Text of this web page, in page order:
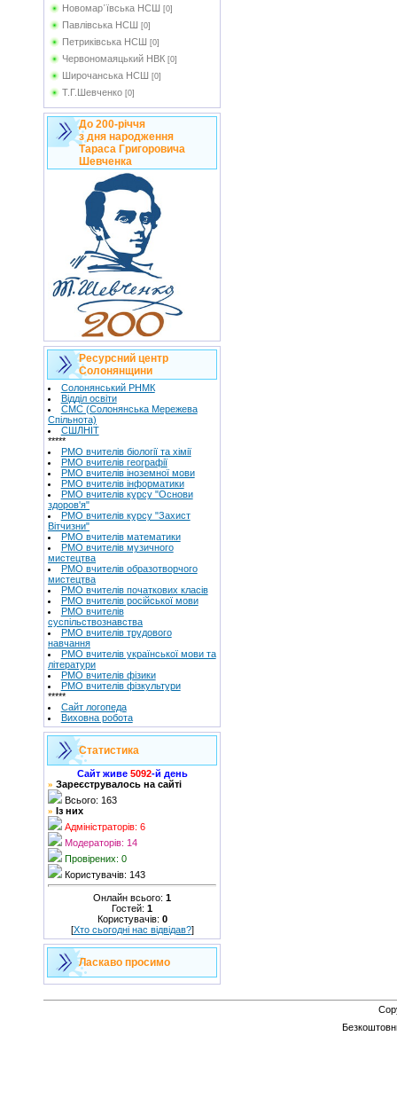
Новомар῾ївська НСШ [0]
Павлівська НСШ [0]
Петриківська НСШ [0]
Червономаяцький НВК [0]
Широчанська НСШ [0]
Т.Г.Шевченко [0]
До 200-річчя
з дня народження
Тараса Григоровича
Шевченка
Ресурсний центр
Солонянщини
Солонянський РНМК
Відділ освіти
СМС (Солонянська Мережева
Спільнота)
СШЛНІТ
*****
РМО вчителів біології та хімії
РМО вчителів географії
РМО вчителів іноземної мови
РМО вчителів інформатики
РМО вчителів курсу "Основи
здоров'я"
РМО вчителів курсу "Захист
Вітчизни"
РМО вчителів математики
РМО вчителів музичного
мистецтва
РМО вчителів образотворчого
мистецтва
РМО вчителів початкових класів
РМО вчителів російської мови
РМО вчителів
суспільствознавства
РМО вчителів трудового
навчання
РМО вчителів української мови та
літератури
РМО вчителів фізики
РМО вчителів фізкультури
*****
Сайт логопеда
Виховна робота
Статистика
Сайт живе 5092-й день
» Зареєструвалось на сайті
Всього: 163
» Із них
Адміністраторів: 6
Модераторів: 14
Провірених: 0
Користувачів: 143
Онлайн всього: 1
Гостей: 1
Користувачів: 0
[Хто сьогодні нас відвідав?]
Ласкаво просимо